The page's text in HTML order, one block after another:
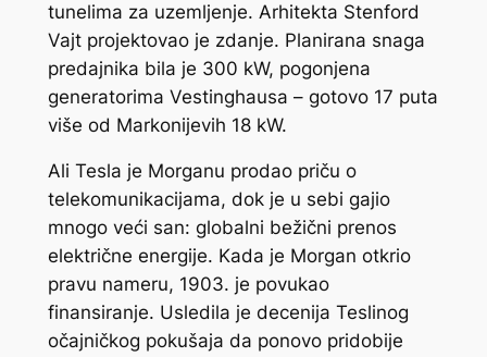
tunelima za uzemljenje. Arhitekta Stenford
Vajt projektovao je zdanje. Planirana snaga
predajnika bila je 300 kW, pogonjena
generatorima Vestinghausa – gotovo 17 puta
više od Markonijevih 18 kW.
Ali Tesla je Morganu prodao priču o
telekomunikacijama, dok je u sebi gajio
mnogo veći san: globalni bežični prenos
električne energije. Kada je Morgan otkrio
pravu nameru, 1903. je povukao
finansiranje. Usledila je decenija Teslinog
očajničkog pokušaja da ponovo pridobije